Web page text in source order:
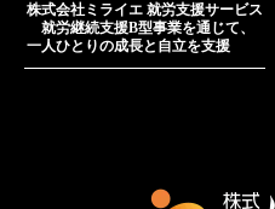
株式会社ミライエ 就労支援サービス
就労継続支援B型事業を通じて、
一人ひとりの成長と自立を支援